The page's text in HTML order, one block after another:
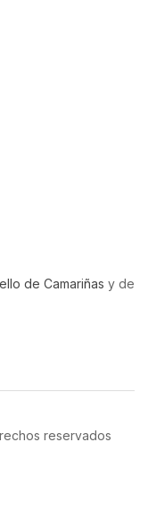
de Camariñas y de
reservados